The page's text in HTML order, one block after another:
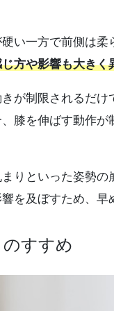
い一方で前側は
方や影響も大きく
が制限されるだ
膝を伸ばす動作
りといった姿勢
を及ぼすため、早
すすめ